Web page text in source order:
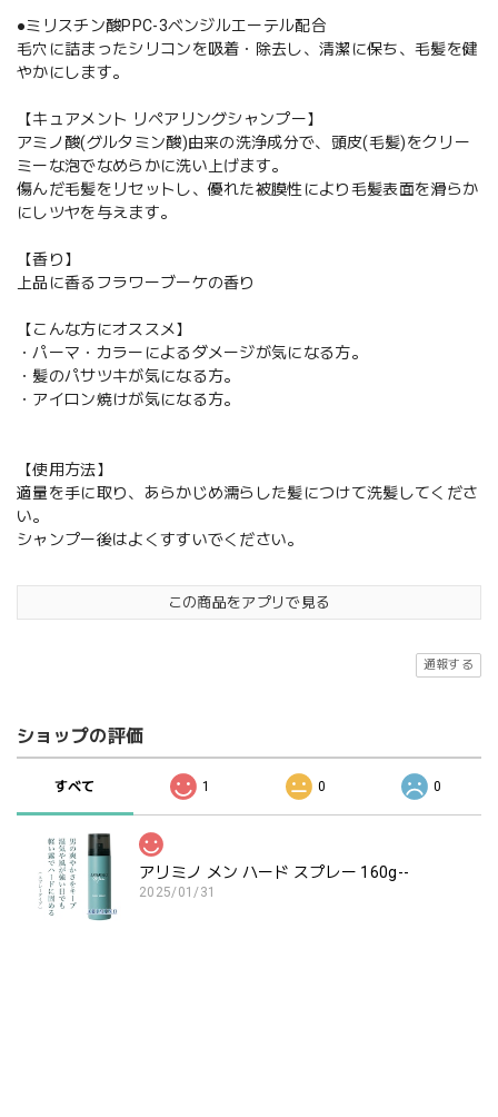
●ミリスチン酸PPC-3ベンジルエーテル配合
毛穴に詰まったシリコンを吸着・除去し、清潔に保ち、毛髪を健
やかにします。
【キュアメント リペアリングシャンプー】
アミノ酸(グルタミン酸)由来の洗浄成分で、頭皮(毛髪)をクリー
ミーな泡でなめらかに洗い上げます。
傷んだ毛髪をリセットし、優れた被膜性により毛髪表面を滑らか
にしツヤを与えます。
【香り】
上品に香るフラワーブーケの香り
【こんな方にオススメ】
・パーマ・カラーによるダメージが気になる方。
・髪のパサツキが気になる方。
・アイロン焼けが気になる方。
【使用方法】
適量を手に取り、あらかじめ濡らした髪につけて洗髪してくださ
い。
シャンプー後はよくすすいでください。
この商品をアプリで見る
通報する
ショップの評価
すべて 1 0 0
アリミノ メン ハード スプレー 160g--
2025/01/31